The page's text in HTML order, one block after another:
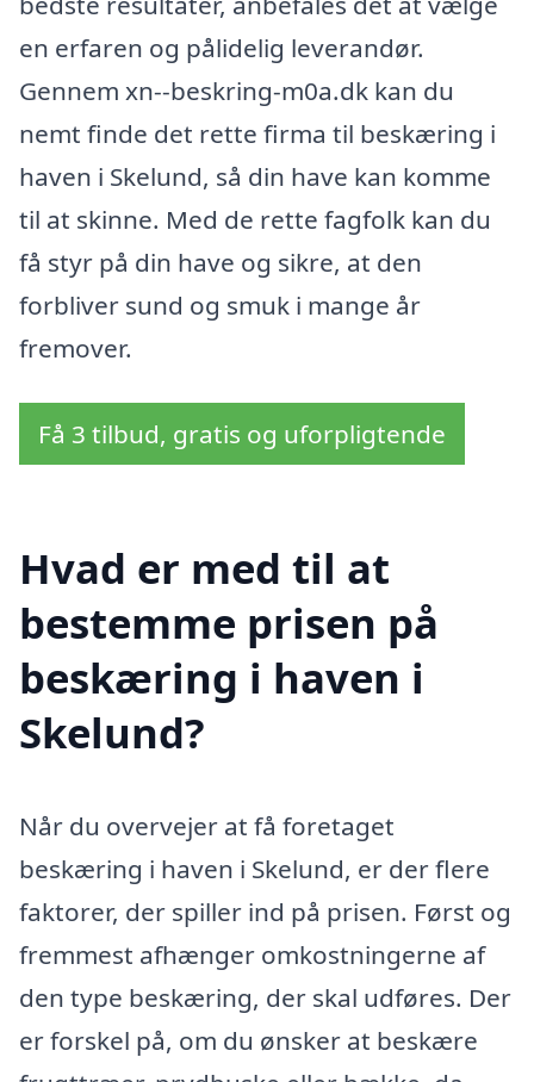
en erfaren og pålidelig leverandør.
Gennem xn--beskring-m0a.dk kan du
nemt finde det rette firma til beskæring i
haven i Skelund, så din have kan komme
til at skinne. Med de rette fagfolk kan du
få styr på din have og sikre, at den
forbliver sund og smuk i mange år
fremover.
Få 3 tilbud, gratis og uforpligtende
Hvad er med til at
bestemme prisen på
beskæring i haven i
Skelund?
Når du overvejer at få foretaget
beskæring i haven i Skelund, er der flere
faktorer, der spiller ind på prisen. Først og
fremmest afhænger omkostningerne af
den type beskæring, der skal udføres. Der
er forskel på, om du ønsker at beskære